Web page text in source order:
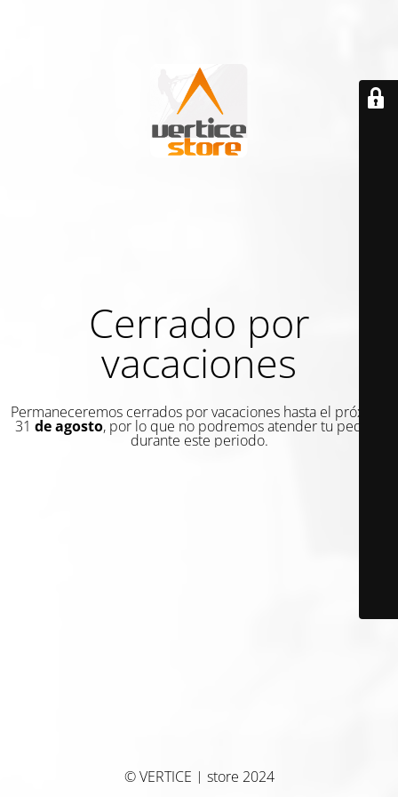
Cerrado por
vacaciones
Permaneceremos cerrados por vacaciones hasta el próximo
31 de agosto, por lo que no podremos atender tu pedido
durante este periodo.
© VERTICE | store 2024